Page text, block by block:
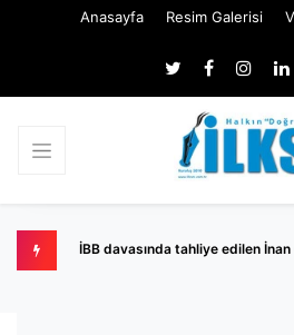
Anasayfa Resim Galerisi
İBB davasında tahliye edilen İnan